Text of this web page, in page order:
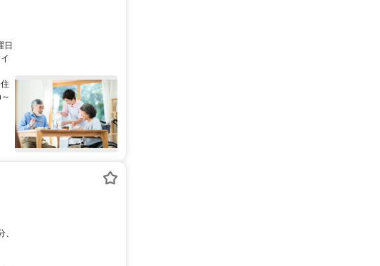
日